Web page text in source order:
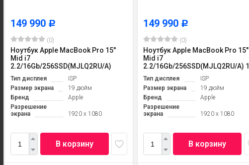
149 990 Р
(0)
Ноутбук Apple MacBook Pro 15"
Mid i7
2.2/16Gb/256SSD(MJLQ2RU/A)
Тип дисплея
ISP
Размер экрана
19 дюйм
Бренд
Apple
Разрешение
экрана
1920 x 1080
В корзину
149 990 Р
(0)
Ноутбук Apple MacBook Pro 15"
Mid i7
2.2/16Gb/256SSD(MJLQ2RU/A) 1
Тип дисплея
ISP
Размер экрана
19 дюйм
Бренд
Apple
Разрешение
экрана
1920 x 1080
В корзину